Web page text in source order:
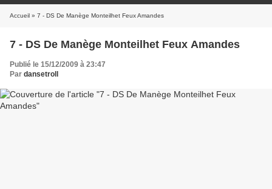
Accueil » 7 - DS De Manège Monteilhet Feux Amandes
7 - DS De Manège Monteilhet Feux Amandes
Publié le 15/12/2009 à 23:47
Par dansetroll